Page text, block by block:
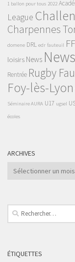
1 ballon pour tous 2022
League
Charpennes
domene DRL edr fauteuil
loisirs News
Rentrée Rugby
Foy-lès-Lyon
Séminaire AURA U17 ugsel
écoles
ARCHIVES
Archives
Rechercher :
ÉTIQUETTES